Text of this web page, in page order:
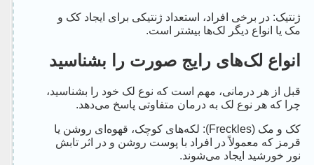
ژنتیک: در برخی افراد، استعداد ژنتیکی برای ایجاد کک و
مک یا انواع دیگر لک‌ها بیشتر است.
انواع لک‌های رایج صورت را بشناسید
قبل از هر درمانی، مهم است که نوع لک خود را بشناسید،
چرا که هر نوع لک به درمان متفاوتی پاسخ می‌دهد.
کک و مک (Freckles): لکه‌های کوچک، قهوه‌ای روشن یا
قرمز که معمولاً در افراد با پوست روشن و در اثر تابش
نور خورشید ایجاد می‌شوند.